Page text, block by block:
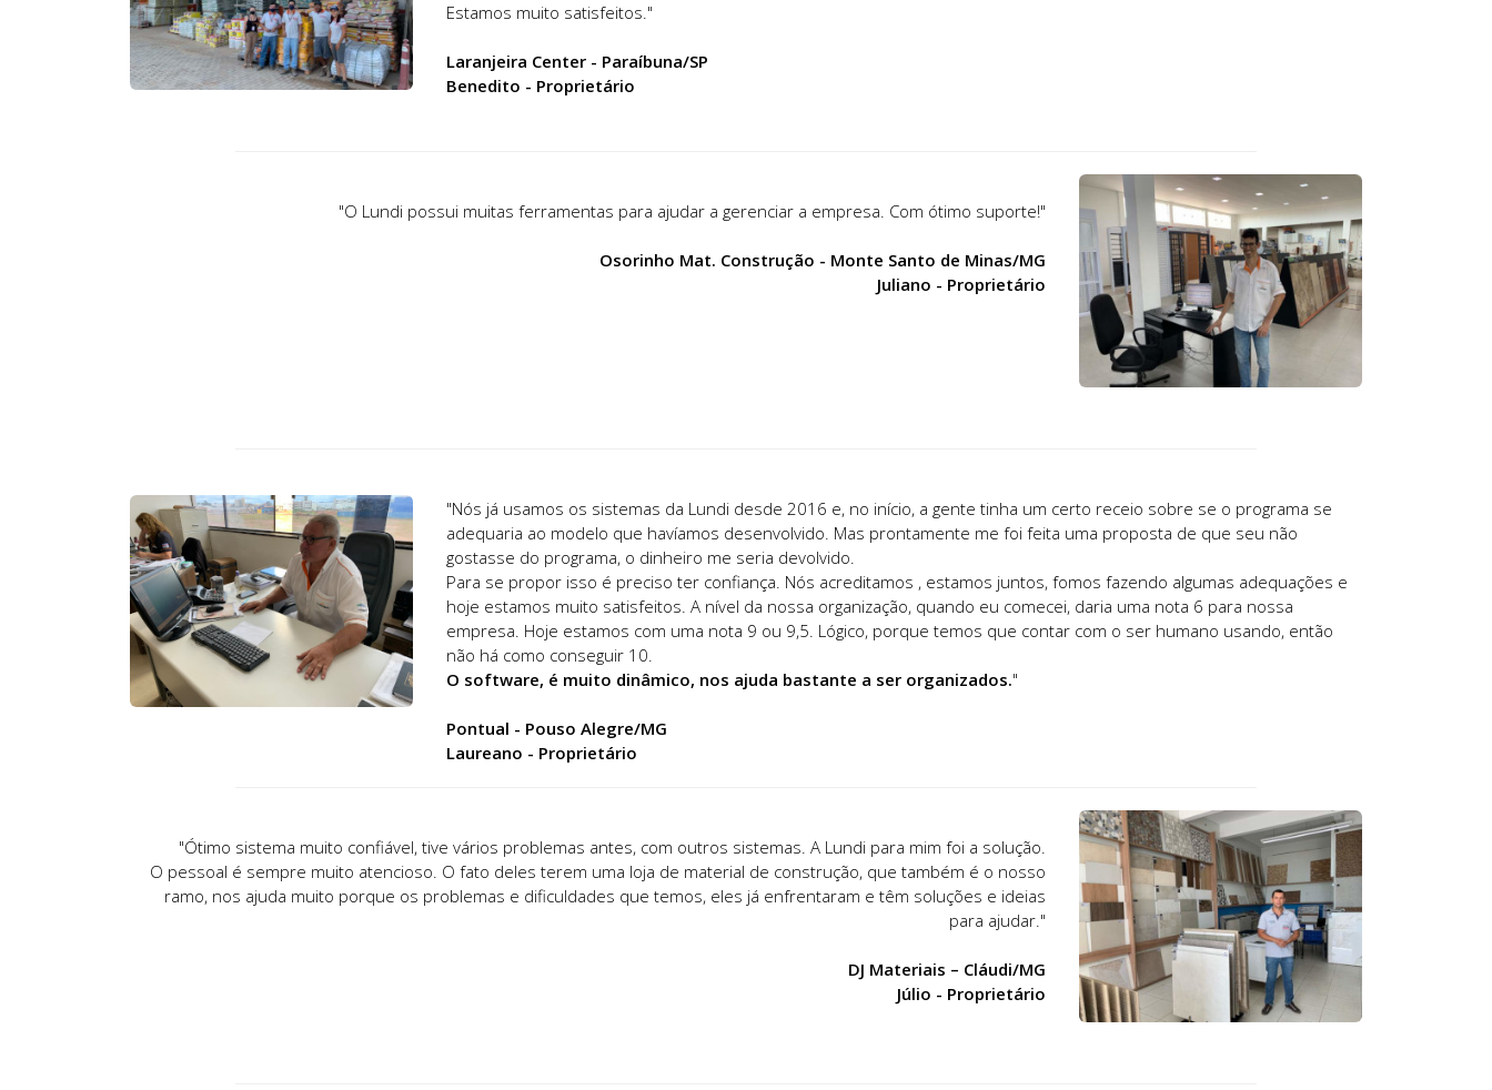
Estamos muito satisfeitos."
Laranjeira Center - Paraíbuna/SP
Benedito - Proprietário
"O Lundi possui muitas ferramentas para ajudar a gerenciar a empresa. Com ótimo suporte!"
Osorinho Mat. Construção - Monte Santo de Minas/MG
Juliano - Proprietário
"Nós já usamos os sistemas da Lundi desde 2016 e, no início, a gente tinha um certo receio sobre se o programa se
adequaria ao modelo que havíamos desenvolvido. Mas prontamente me foi feita uma proposta de que seu não
gostasse do programa, o dinheiro me seria devolvido.
Para se propor isso é preciso ter confiança. Nós acreditamos , estamos juntos, fomos fazendo algumas adequações e
hoje estamos muito satisfeitos. A nível da nossa organização, quando eu comecei, daria uma nota 6 para nossa
empresa. Hoje estamos com uma nota 9 ou 9,5. Lógico, porque temos que contar com o ser humano usando, então
não há como conseguir 10.
O software, é muito dinâmico, nos ajuda bastante a ser organizados."
Pontual - Pouso Alegre/MG
Laureano - Proprietário
"Ótimo sistema muito confiável, tive vários problemas antes, com outros sistemas. A Lundi para mim foi a solução.
O pessoal é sempre muito atencioso. O fato deles terem uma loja de material de construção, que também é o nosso
ramo, nos ajuda muito porque os problemas e dificuldades que temos, eles já enfrentaram e têm soluções e ideias
para ajudar."
DJ Materiais – Cláudi/MG
Júlio - Proprietário